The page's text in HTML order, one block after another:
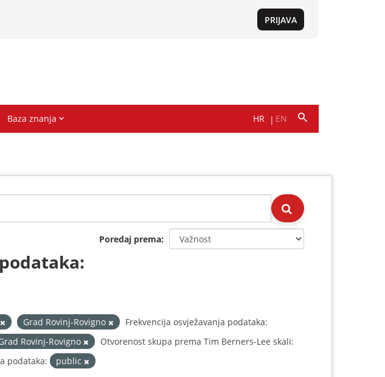
Poredaj prema
Grad Rovinj-Rovigno
Frekvencija osvježavanja podataka:
Rovinj-Rovigno
Otvorenost skupa prema Tim Berners-Lee skali:
podataka: public